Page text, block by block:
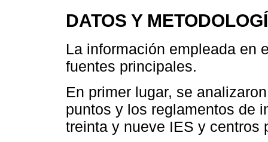
DATOS Y
La información empleada en
fuentes principales.
En primer lugar, se
puntos y los reglamentos de
treinta y nueve IES y centros